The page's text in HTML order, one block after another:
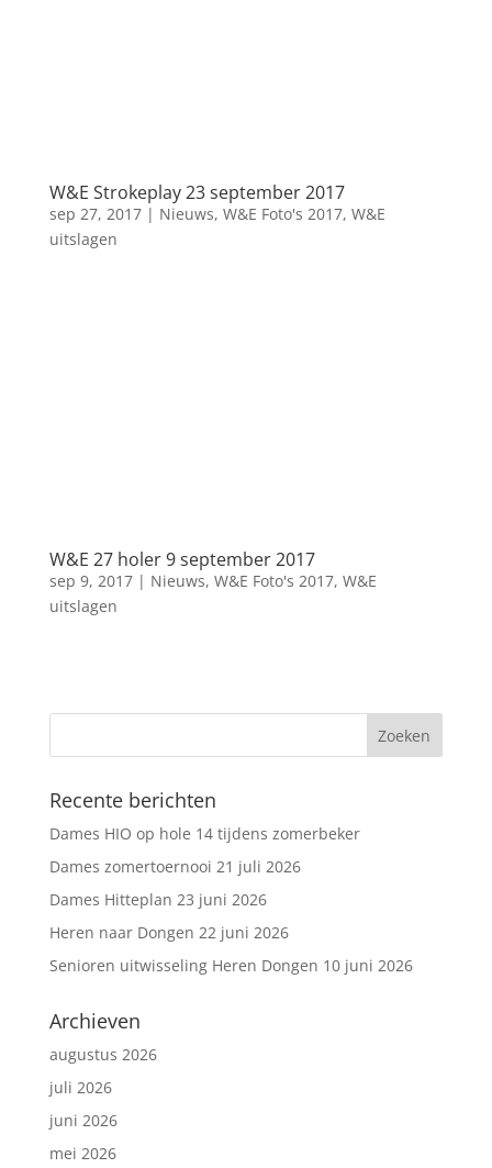
W&E Strokeplay 23 september 2017
sep 27, 2017| Nieuws, W&E Foto's 2017, W&E
uitslagen
W&E 27 holer 9 september 2017
sep 9, 2017| Nieuws, W&E Foto's 2017, W&E
uitslagen
Recente berichten
Dames HIO op hole 14 tijdens zomerbeker
Dames zomertoernooi 21 juli 2026
Dames Hitteplan 23 juni 2026
Heren naar Dongen 22 juni 2026
Senioren uitwisseling Heren Dongen 10 juni 2026
Archieven
augustus 2026
juli 2026
juni 2026
mei 2026